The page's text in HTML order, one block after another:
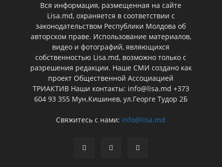
Вся информация, размещенная на сайте
Lisa.md, охраняется в соответствии с
законодательством Республики Молдова об
авторском праве. Использование материалов,
видео и фотографий, являющихся
собственностью Lisa.md, возможно только с
разрешения редакции. Наше СМИ создано как
проект Общественной Ассоциацией
ТРИАКТИВ Наши контакты: info@lisa.md +373
604 93 355 Мун.Кишинев, ул.Георге Тудор 2Б
Свяжитесь с нами: info@lisa.md